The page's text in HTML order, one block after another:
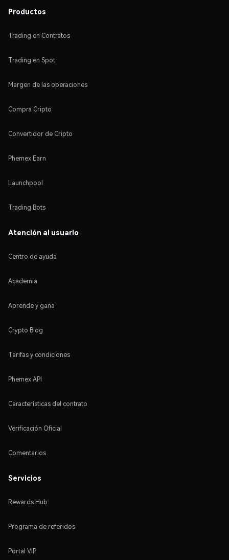
Productos
Trading en Contratos
Trading en Spot
Margen de las operaciones
Compra Cripto
Convertidor de Cripto
Phemex Earn
Launchpool
Trading Bots
Atención al usuario
Centro de ayuda
Academia
Aprende y gana
Crypto Blog
Tarifas y condiciones
Phemex API
Características del contrato
Verificación Oficial
Comentarios
Servicios
Rewards Hub
Programa de referidos
Portal VIP